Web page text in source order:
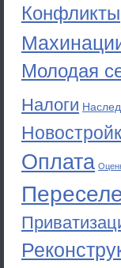
Конфликты
Молодая
Налоги
Оплата